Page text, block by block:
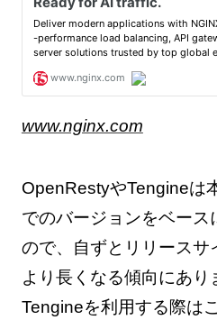
www.nginx.com
OpenRestyやTengineは
でのバージョンをベース
ので、自ずとリリースサ
より長くなる傾向にあ
Tengineを利用する際は